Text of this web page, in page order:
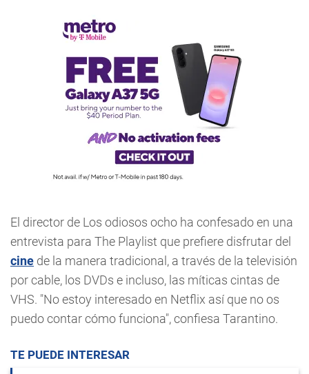
El director de Los odiosos ocho ha confesado en una
entrevista para The Playlist que prefiere disfrutar del
cine de la manera tradicional, a través de la televisión
por cable, los DVDs e incluso, las míticas cintas de
VHS. "No estoy interesado en Netflix así que no os
puedo contar cómo funciona", confiesa Tarantino.
TE PUEDE INTERESAR